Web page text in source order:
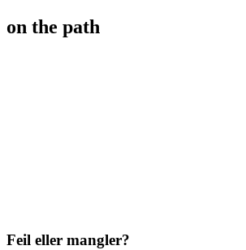
on the path
Feil eller mangler?